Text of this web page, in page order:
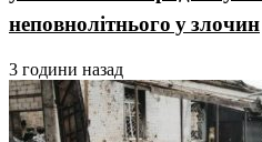
неповнолітнього у злочин
3 години назад